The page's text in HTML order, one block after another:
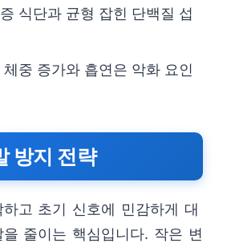
식단과 균형 잡힌 단백질 섭
중 증가와 흡연은 악화 요인
방지 전략
고 초기 신호에 민감하게 대
줄이는 핵심입니다. 작은 변